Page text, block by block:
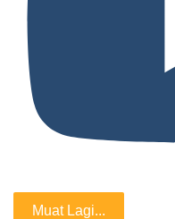
Muat Lagi...